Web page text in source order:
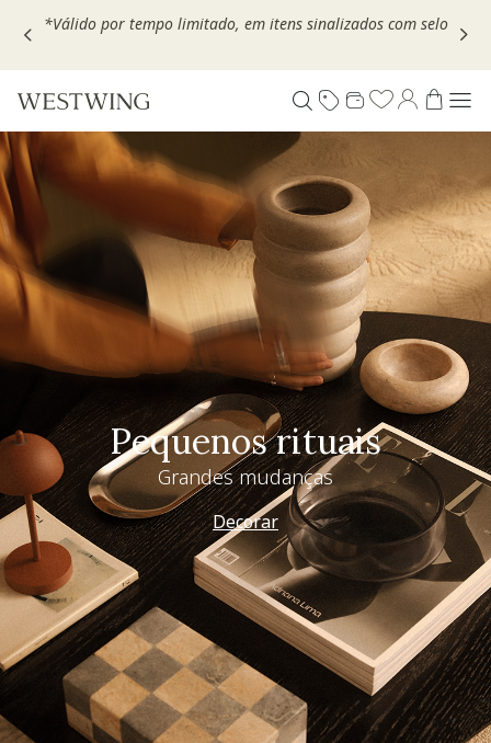
Escolha seu VOUCHER e ganhe até 30% OFF*: useMOVEL30,
Pequenos rituais
Grandes mudanças
Decorar